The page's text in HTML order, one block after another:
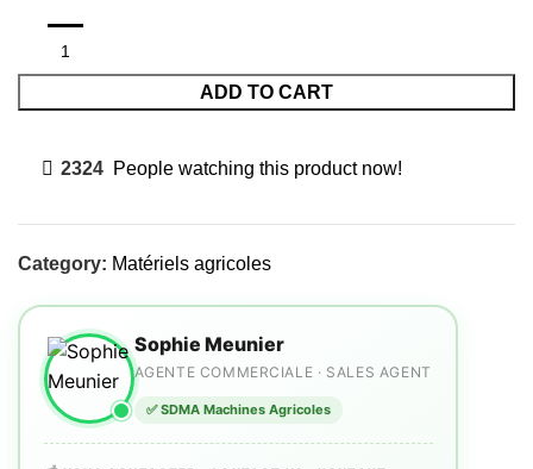
ADD TO CART
2324 People watching this product now!
Category: Matériels agricoles
Sophie Meunier
AGENTE COMMERCIALE · SALES AGENT
✅ SDMA Machines Agricoles